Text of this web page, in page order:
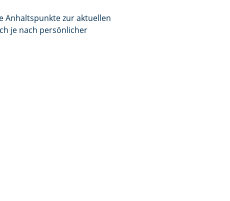
Anhaltspunkte zur aktuellen
je nach persönlicher